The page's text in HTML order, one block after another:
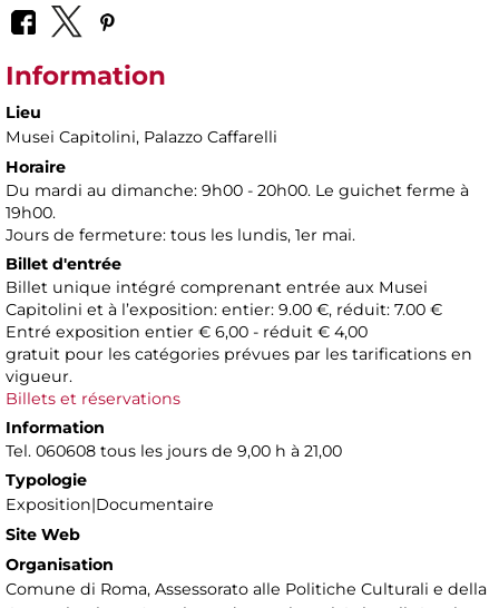
Information
Lieu
Musei Capitolini, Palazzo Caffarelli
Horaire
Du mardi au dimanche: 9h00 - 20h00. Le guichet ferme à
19h00.
Jours de fermeture: tous les lundis, 1er mai.
Billet d'entrée
Billet unique intégré comprenant entrée aux Musei
Capitolini et à l’exposition: entier: 9.00 €, réduit: 7.00 €
Entré exposition entier € 6,00 - réduit € 4,00
gratuit pour les catégories prévues par les tarifications en
vigueur.
Billets et réservations
Information
Tel. 060608 tous les jours de 9,00 h à 21,00
Typologie
Exposition|Documentaire
Site Web
Organisation
Comune di Roma, Assessorato alle Politiche Culturali e della